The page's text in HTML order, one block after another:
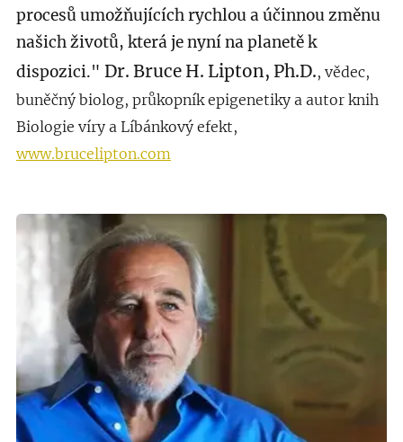
procesů umožňujících rychlou a účinnou změnu
našich životů, která je nyní na planetě k
dispozici." Dr. Bruce H. Lipton, Ph.D., vědec,
buněčný biolog, průkopník epigenetiky a autor knih
Biologie víry a Líbánkový efekt,
www.brucelipton.com